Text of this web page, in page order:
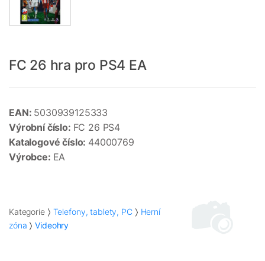
FC 26 hra pro PS4 EA
EAN: 5030939125333
Výrobní číslo: FC 26 PS4
Katalogové číslo: 44000769
Výrobce: EA
Kategorie Telefony, tablety, PC
Herní
zóna
Videohry